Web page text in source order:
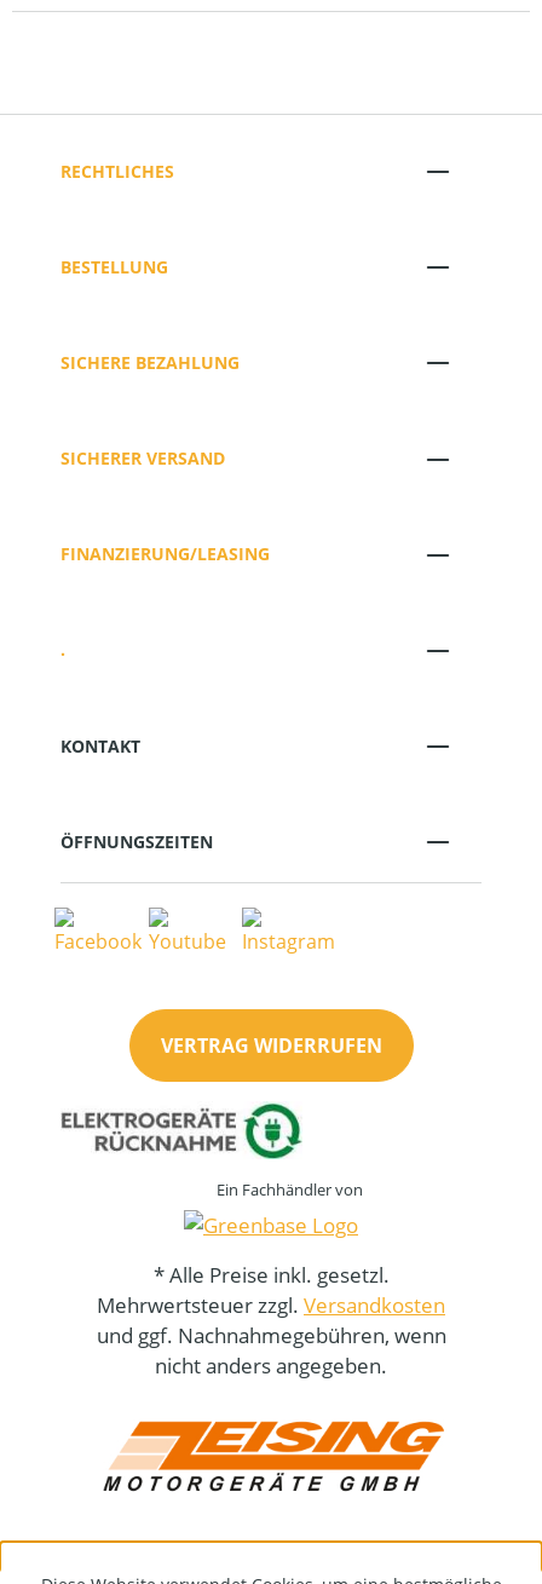
RECHTLICHES
BESTELLUNG
SICHERE BEZAHLUNG
SICHERER VERSAND
FINANZIERUNG/LEASING
.
KONTAKT
ÖFFNUNGSZEITEN
VERTRAG WIDERRUFEN
Ein Fachhändler von
* Alle Preise inkl. gesetzl.
Mehrwertsteuer zzgl. Versandkosten
und ggf. Nachnahmegebühren, wenn
nicht anders angegeben.